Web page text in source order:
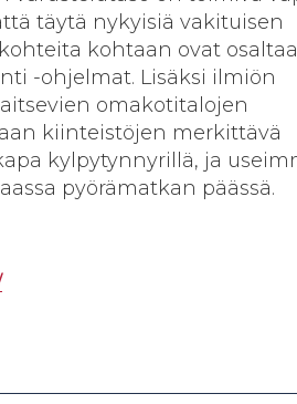
täytä nykyisiä vakituisen
kohtaan ovat
-ohjelmat. Lisäksi ilmiön
omakotitalojen
kiinteistöjen merkittävä
kylpytynnyrillä, ja
pyörämatkan päässä.